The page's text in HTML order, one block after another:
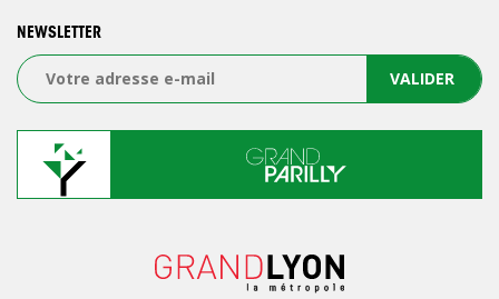
NEWSLETTER
VALIDER